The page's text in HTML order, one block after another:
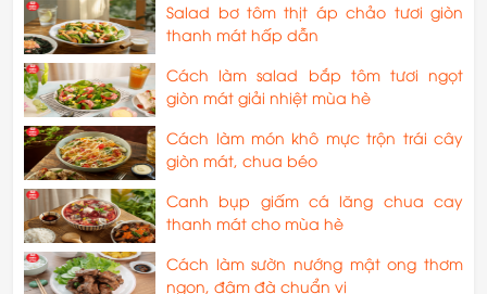
Salad bơ tôm thịt áp chảo tươi giòn
thanh mát hấp dẫn
Cách làm salad bắp tôm tươi ngọt
giòn mát giải nhiệt mùa hè
Cách làm món khô mực trộn trái cây
giòn mát, chua béo
Canh bụp giấm cá lăng chua cay
thanh mát cho mùa hè
Cách làm sườn nướng mật ong thơm
ngon, đậm đà chuẩn vị